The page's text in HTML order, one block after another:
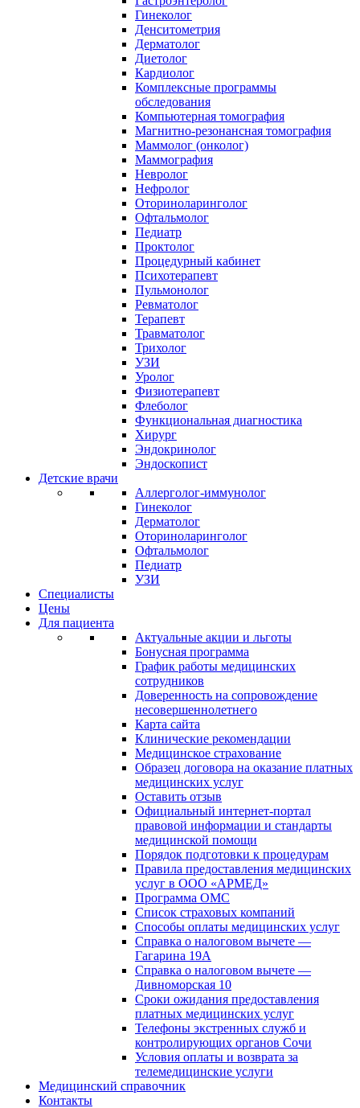
Гинеколог
Денситометрия
Дерматолог
Диетолог
Кардиолог
Комплексные программы
обследования
Компьютерная томография
Магнитно-резонансная томография
Маммолог (онколог)
Маммография
Невролог
Нефролог
Оториноларинголог
Офтальмолог
Педиатр
Проктолог
Процедурный кабинет
Психотерапевт
Пульмонолог
Ревматолог
Терапевт
Травматолог
Трихолог
УЗИ
Уролог
Физиотерапевт
Флеболог
Функциональная диагностика
Хирург
Эндокринолог
Эндоскопист
Детские врачи
Аллерголог-иммунолог
Гинеколог
Дерматолог
Оториноларинголог
Офтальмолог
Педиатр
УЗИ
Специалисты
Цены
Для пациента
Актуальные акции и льготы
Бонусная программа
График работы медицинских
сотрудников
Доверенность на сопровождение
несовершеннолетнего
Карта сайта
Клинические рекомендации
Медицинское страхование
Образец договора на оказание платных
медицинских услуг
Оставить отзыв
Официальный интернет-портал
правовой информации и стандарты
медицинской помощи
Порядок подготовки к процедурам
Правила предоставления медицинских
услуг в ООО «АРМЕД»
Программа ОМС
Список страховых компаний
Способы оплаты медицинских услуг
Справка о налоговом вычете —
Гагарина 19А
Справка о налоговом вычете —
Дивноморская 10
Сроки ожидания предоставления
платных медицинских услуг
Телефоны экстренных служб и
контролирующих органов Сочи
Условия оплаты и возврата за
телемедицинские услуги
Медицинский справочник
Контакты